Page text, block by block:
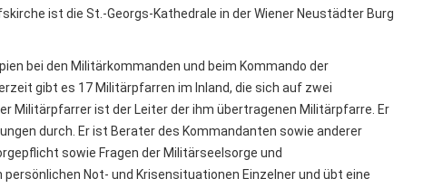
ist die St.-Georgs-Kathedrale in der Wiener Neustädter Burg
bei den Militärkommanden und beim Kommando der
gibt es 17 Militärpfarren im Inland, die sich auf zwei
Militärpfarrer ist der Leiter der ihm übertragenen Militärpfarre. Er
durch. Er ist Berater des Kommandanten sowie anderer
sowie Fragen der Militärseelsorge und
Not- und Krisensituationen Einzelner und übt eine